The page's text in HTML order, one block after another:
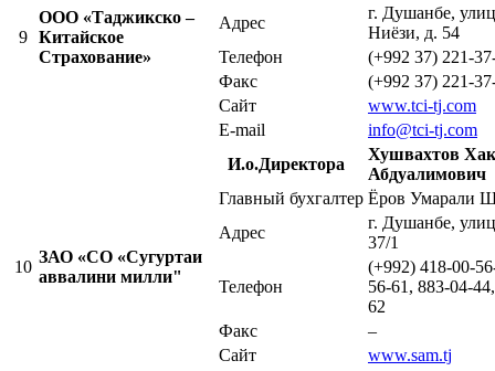
9
ООО «Таджикско –
Китайское
Страхование»
Адрес
г. Душанбе,
Ниёзи, д. 54
Телефон
(+992 37) 221-
Факс
(+992 37) 221-
Сайт
www.tci-tj.com
E-mail
info@tci-tj.com
10
ЗАО «СО «Сугуртаи
аввалини милли"
И.о.Директора
Хушвахтов
Абдуалимович
Главный бухгалтер Ёров Умарали
Адрес
г. Душанбе,
37/1
Телефон
(+992) 418-00-
56-61, 883-04-
62
Факс
–
Сайт
www.sam.tj